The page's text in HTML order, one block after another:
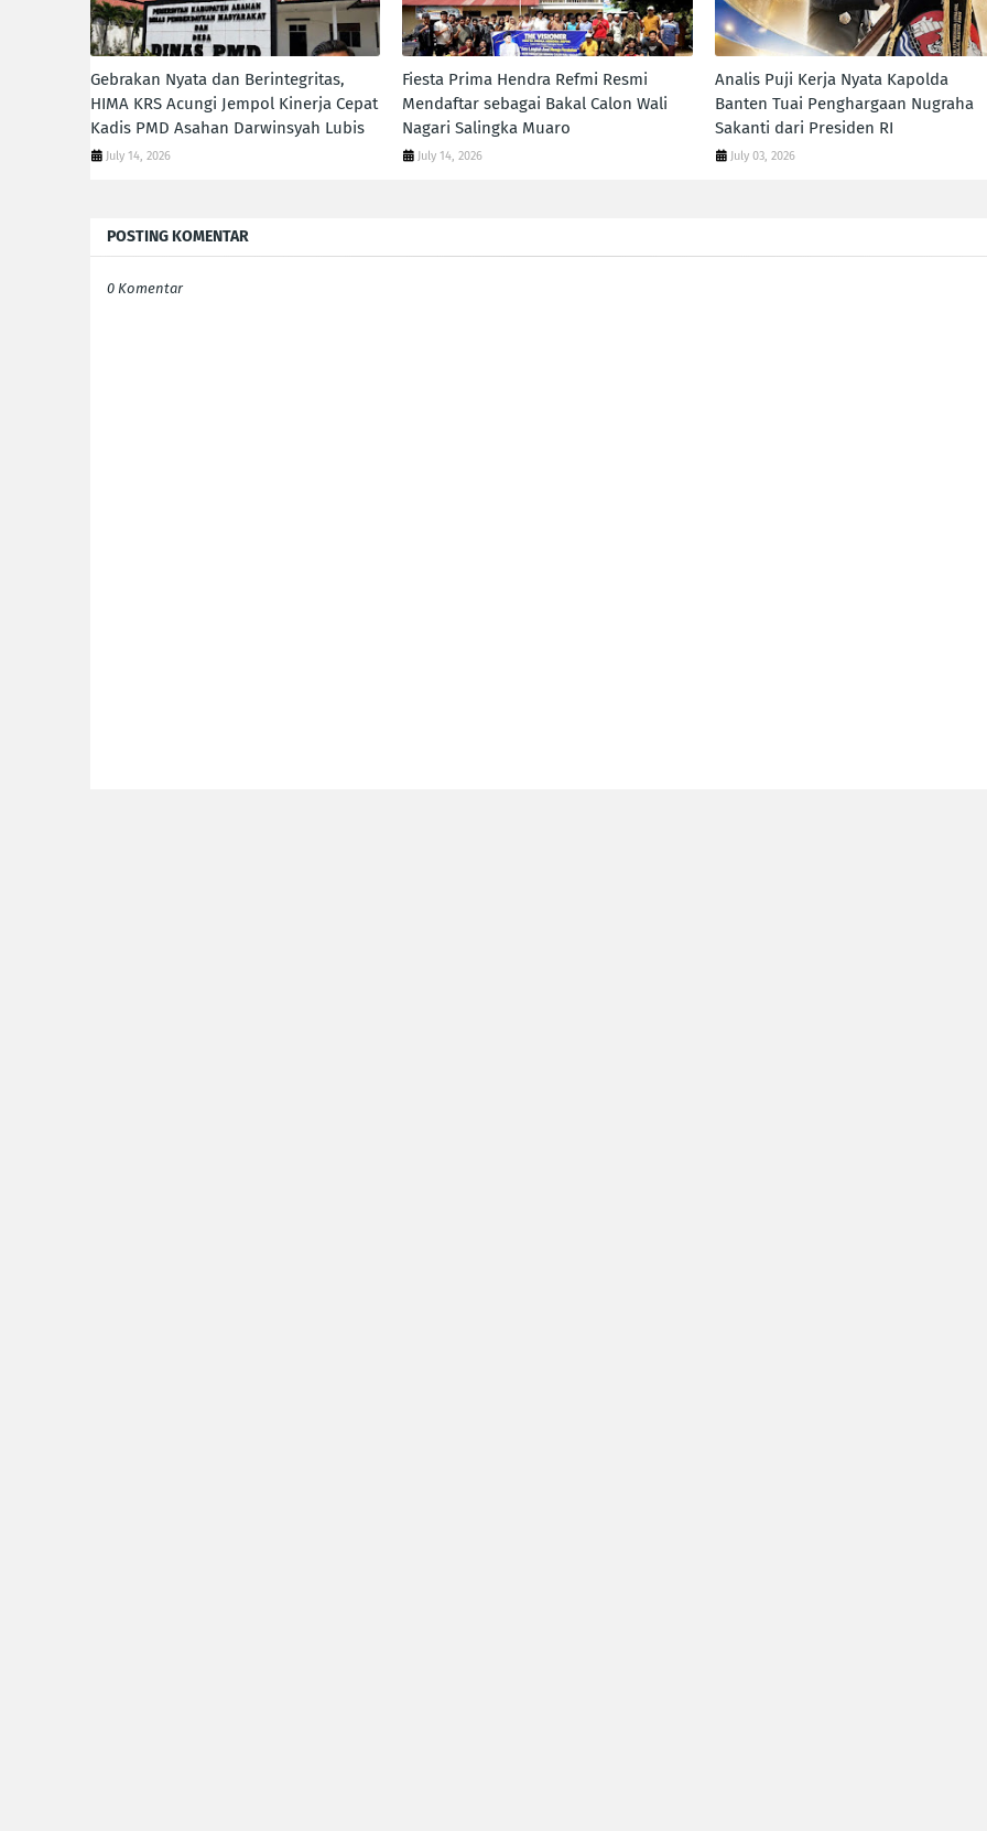
Gebrakan Nyata dan Berintegritas,
HIMA KRS Acungi Jempol Kinerja Cepat
Kadis PMD Asahan Darwinsyah Lubis
July 14, 2026
Fiesta Prima Hendra Refmi Resmi
Mendaftar sebagai Bakal Calon Wali
Nagari Salingka Muaro
July 14, 2026
Analis Puji Kerja Nyata Kapolda
Banten Tuai Penghargaan Nugraha
Sakanti dari Presiden RI
July 03, 2026
POSTING KOMENTAR
0 Komentar